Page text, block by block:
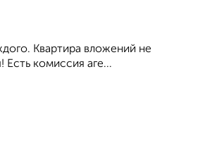
Квартира вложений не
комиссия аге...